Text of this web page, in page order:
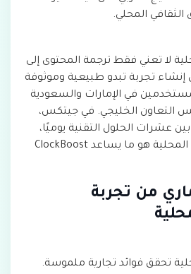
المحلي.
لا تعني فقط ترجمة المحتوى إلى
إنشاء تجربة تبدو طبيعية وموثوقة
في الإمارات والسعودية
التعاون الخليجي. في جيتكس،
عشرات الحلول التقنية يوميًا،
تميز تجربة المستخدم المحلية هو ما يساعد ClockBoost
من تجربة
تحقق فوائد تجارية ملموسة.